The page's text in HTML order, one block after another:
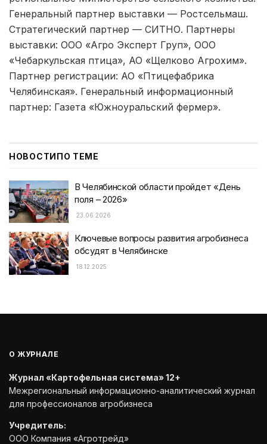
Генеральный партнер выставки — Ростсельмаш.
Стратегический партнер — СИТНО. Партнеры
выставки: ООО «Агро Эксперт Груп», ООО
«Чебаркульская птица», АО «Щелково Агрохим».
Партнер регистрации: АО «Птицефабрика
Челябинская». Генеральный информационный
партнер: Газета «Южноуральский фермер».
НОВОСТИПО ТЕМЕ
В Челябинской области пройдет «День
поля – 2026»
23.06.2026
Ключевые вопросы развития агробизнеса
обсудят в Челябинске
18.12.2025
О ЖУРНАЛЕ
Журнал «Картофельная система» 12+
Межрегиональный информационно-аналитический журнал
для профессионалов агробизнеса
Учредитель:
ООО Компания «Агротрейд»